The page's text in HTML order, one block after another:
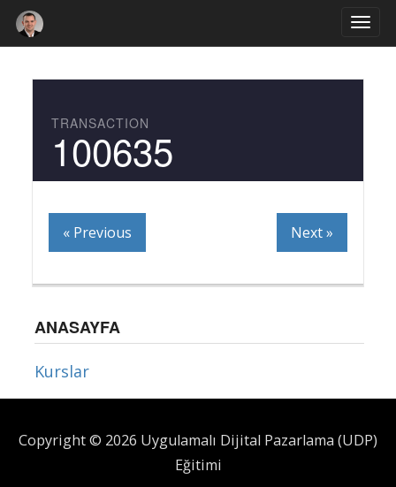
TRANSACTION
100635
« Previous Next »
ANASAYFA
Kurslar
Copyright © 2026 Uygulamalı Dijital Pazarlama (UDP)
Eğitimi